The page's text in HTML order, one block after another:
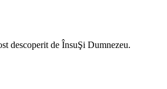
descoperit de ÎnsuŞi Dumnezeu.